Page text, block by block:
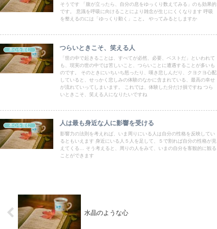
そうです 「腹が立ったら、自分の息をゆっくり数えてみる」のも効果的
です。 意識を呼吸に向けることにより雑念が生じにくくなります 呼吸
を整えるのには「ゆっくり動く」こと。 やってみるとしますか
本心を育む つらいときこそ、笑える人
「世の中で起きることは、すべてが必然、必要、ベストだ」といわれて
も、現実の世の中では苦しいこと、つらいことに遭遇することが多いも
のです。 そのときにいちいち怒ったり、嘆き悲しんだり、クヨクヨ心配
していると、せっかく悲しみの体験のなかに含まれている、最高の幸せ
が流れていってしまいます。 これでは、体験した分だけ損ですね つら
いときこそ、笑える人になりたいですね
本心を育む 人は最も身近な人に影響を受ける
影響力の法則を考えれば、いま周りにいる人は自分の性格を反映してい
るともいえます 身近にいる人５人を足して、５で割れば自分の性格が見
えてくる… そう考えると、周りの人をみて、いまの自分を客観的に観る
ことができます
水晶のような心